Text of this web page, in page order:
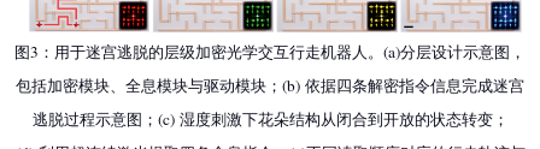
图3：用于迷宫逃脱的层级加密光学交互行走机器人。(a)分层设计示意图，
包括加密模块、全息模块与驱动模块；(b) 依据四条解密指令信息完成迷宫
逃脱过程示意图；(c) 湿度刺激下花朵结构从闭合到开放的状态转变；